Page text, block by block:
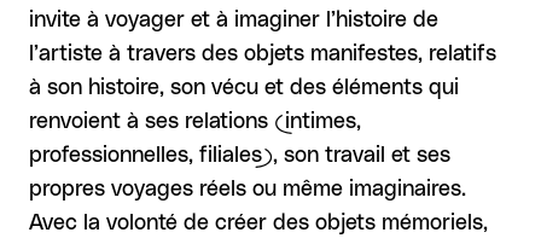
invite à voyager et à imaginer l’histoire de
l’artiste à travers des objets manifestes, relatifs
à son histoire, son vécu et des éléments qui
renvoient à ses relations (intimes,
professionnelles, filiales), son travail et ses
propres voyages réels ou même imaginaires.
Avec la volonté de créer des objets mémoriels,